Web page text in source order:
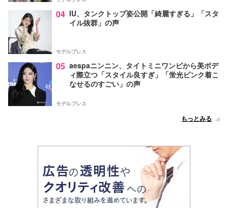
04 IU、タンクトップ姿公開「綺麗すぎる」「スタ
イル抜群」の声
モデルプレス
05 aespaニンニン、タイトミニワンピから美ボデ
ィ際立つ「スタイル良すぎ」「蛍光ピンク着こ
なせるのすごい」の声
モデルプレス
もっとみる